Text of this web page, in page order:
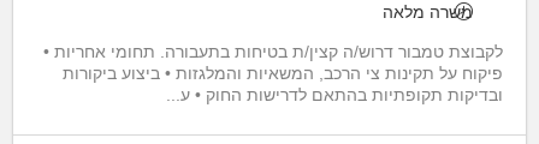
משרה מלאה
לקבוצת טמבור דרוש/ה קצין/ת בטיחות בתעבורה. תחומי אחריות •
פיקוח על תקינות צי הרכב, המשאיות והמלגזות • ביצוע ביקורות
ובדיקות תקופתיות בהתאם לדרישות החוק • ע...